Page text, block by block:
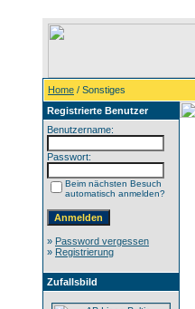
Home / Sonstiges
Registrierte Benutzer
Benutzername:
Passwort:
Beim nächsten Besuch
automatisch anmelden?
» Password vergessen
» Registrierung
Zufallsbild